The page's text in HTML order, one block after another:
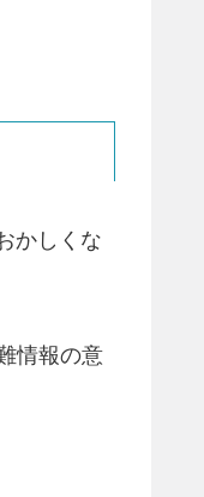
かしくな
情報の意